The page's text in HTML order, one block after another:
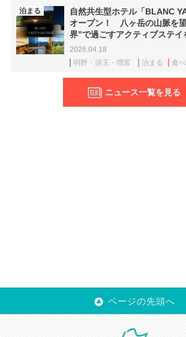
泊まる
自然共生型ホテル「BLANC
オープン！ 八ヶ岳の山脈を
界”で過ごすアクティブステイ
2026.04.18
明野・須玉・増富
泊まる 食
ニュース一覧を見る
ページの先頭へ